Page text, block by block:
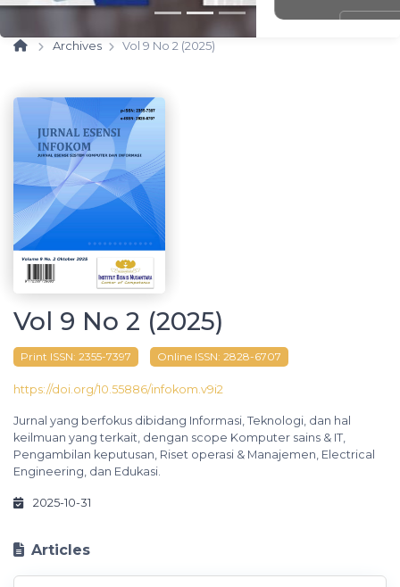
Archives Vol 9 No 2 (2025)
Vol 9 No 2 (2025)
Print ISSN: 2355-7397 Online ISSN: 2828-6707
https://doi.org/10.55886/infokom.v9i2
Jurnal yang berfokus dibidang Informasi, Teknologi, dan hal
keilmuan yang terkait, dengan scope Komputer sains & IT,
Pengambilan keputusan, Riset operasi & Manajemen, Electrical
Engineering, dan Edukasi.
2025-10-31
Articles